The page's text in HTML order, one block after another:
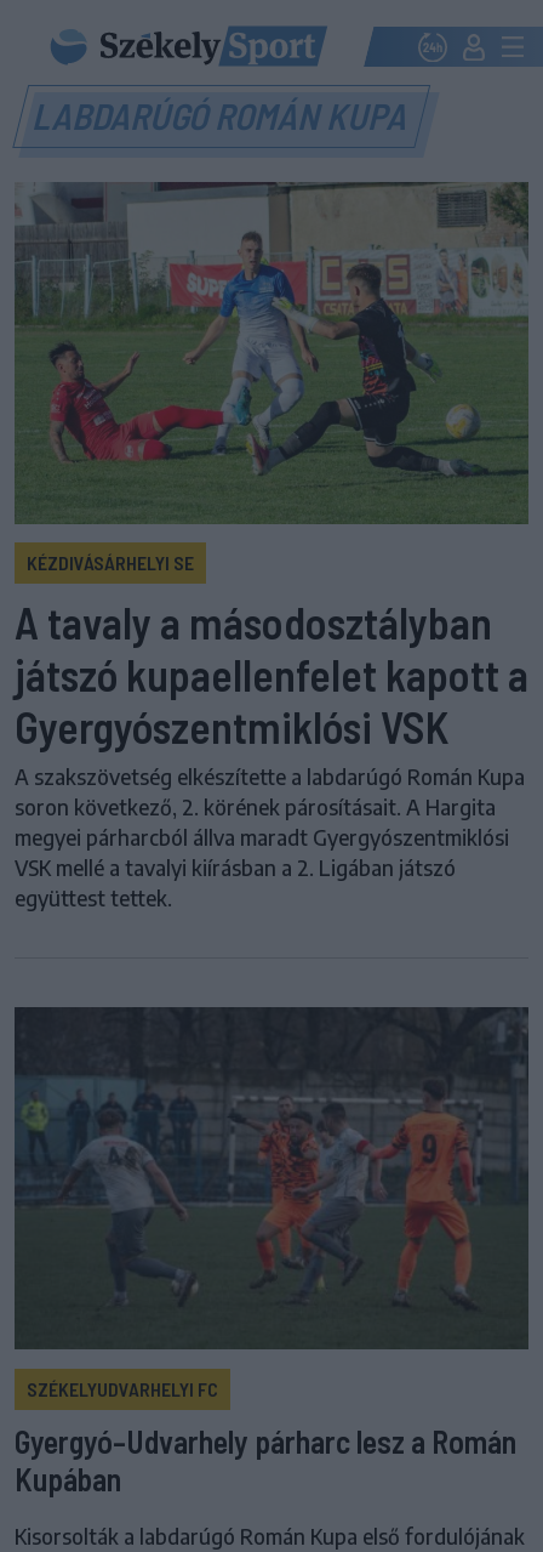
LABDARÚGÓ ROMÁN KUPA
KÉZDIVÁSÁRHELYI SE
A tavaly a másodosztályban
játszó kupaellenfelet kapott a
Gyergyószentmiklósi VSK
A szakszövetség elkészítette a labdarúgó Román Kupa
soron következő, 2. körének párosításait. A Hargita
megyei párharcból állva maradt Gyergyószentmiklósi
VSK mellé a tavalyi kiírásban a 2. Ligában játszó
együttest tettek.
SZÉKELYUDVARHELYI FC
Gyergyó–Udvarhely párharc lesz a Román
Kupában
Kisorsolták a labdarúgó Román Kupa első fordulójának